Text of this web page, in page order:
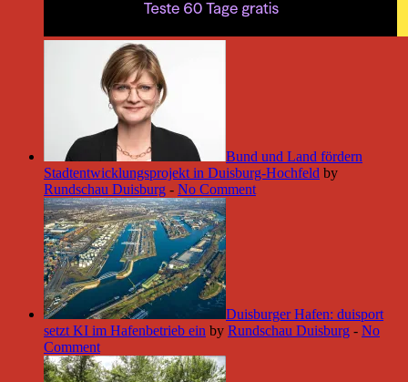
Bund und Land fördern
Stadtentwicklungsprojekt in Duisburg-Hochfeld by
Rundschau Duisburg - No Comment
Duisburger Hafen: duisport
setzt KI im Hafenbetrieb ein by Rundschau Duisburg - No
Comment